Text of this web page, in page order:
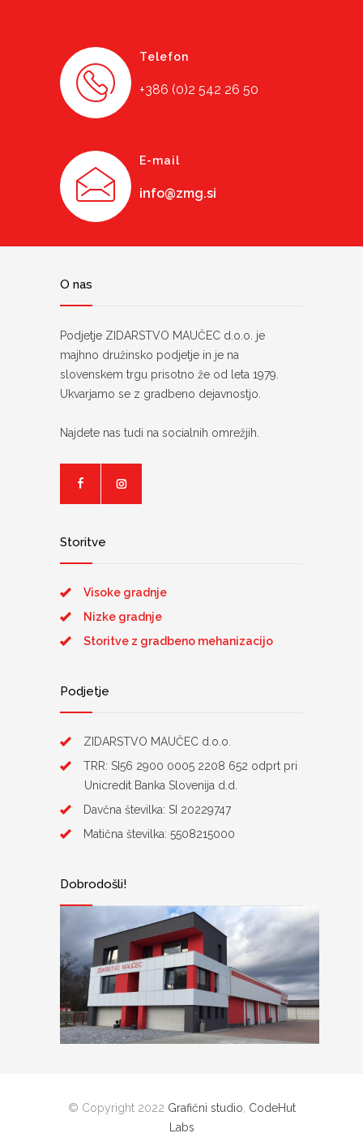
Telefon
+386 (0)2 542 26 50
E-mail
info@zmg.si
O nas
Podjetje ZIDARSTVO MAUČEC d.o.o. je
majhno družinsko podjetje in je na
slovenskem trgu prisotno že od leta 1979.
Ukvarjamo se z gradbeno dejavnostjo.
Najdete nas tudi na socialnih omrežjih.
Storitve
Visoke gradnje
Nizke gradnje
Storitve z gradbeno mehanizacijo
Podjetje
ZIDARSTVO MAUČEC d.o.o.
TRR: SI56 2900 0005 2208 652 odprt pri
Unicredit Banka Slovenija d.d.
Davčna številka: SI 20229747
Matična številka: 5508215000
Dobrodošli!
© Copyright 2022 Grafični studio, CodeHut
Labs